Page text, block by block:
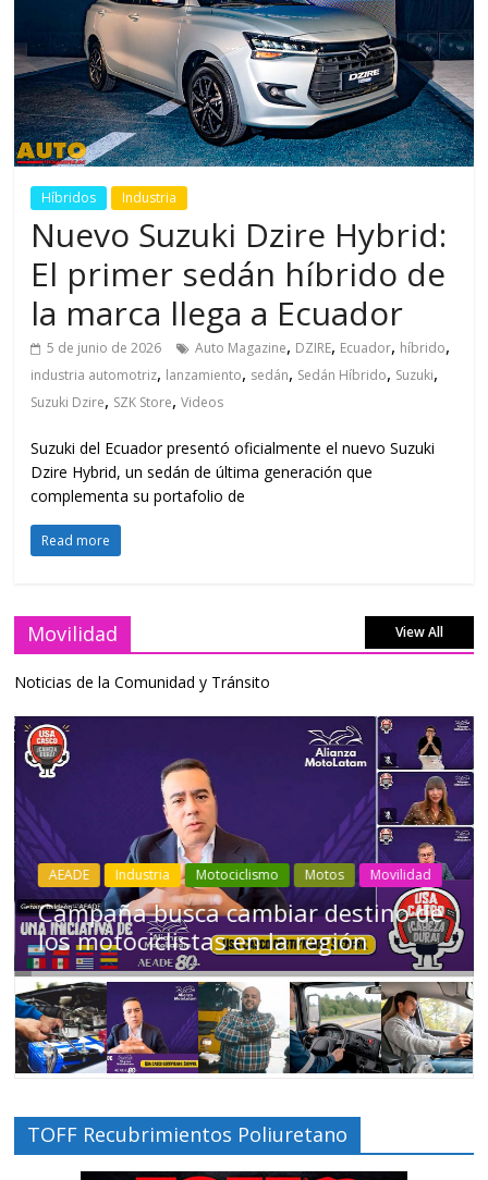
Híbridos Industria
Nuevo Suzuki Dzire Hybrid:
El primer sedán híbrido de
la marca llega a Ecuador
5 de junio de 2026 Auto Magazine, DZIRE, Ecuador, híbrido,
industria automotriz, lanzamiento, sedán, Sedán Híbrido, Suzuki,
Suzuki Dzire, SZK Store,Videos
Suzuki del Ecuador presentó oficialmente el nuevo Suzuki
Dzire Hybrid, un sedán de última generación que
complementa su portafolio de
Read more
Movilidad View All
Noticias de la Comunidad y Tránsito
Industria Movilidad Transporte Varios
Choferes profesionales mantienen a
Ecuador en movimiento
TOFF Recubrimientos Poliuretano